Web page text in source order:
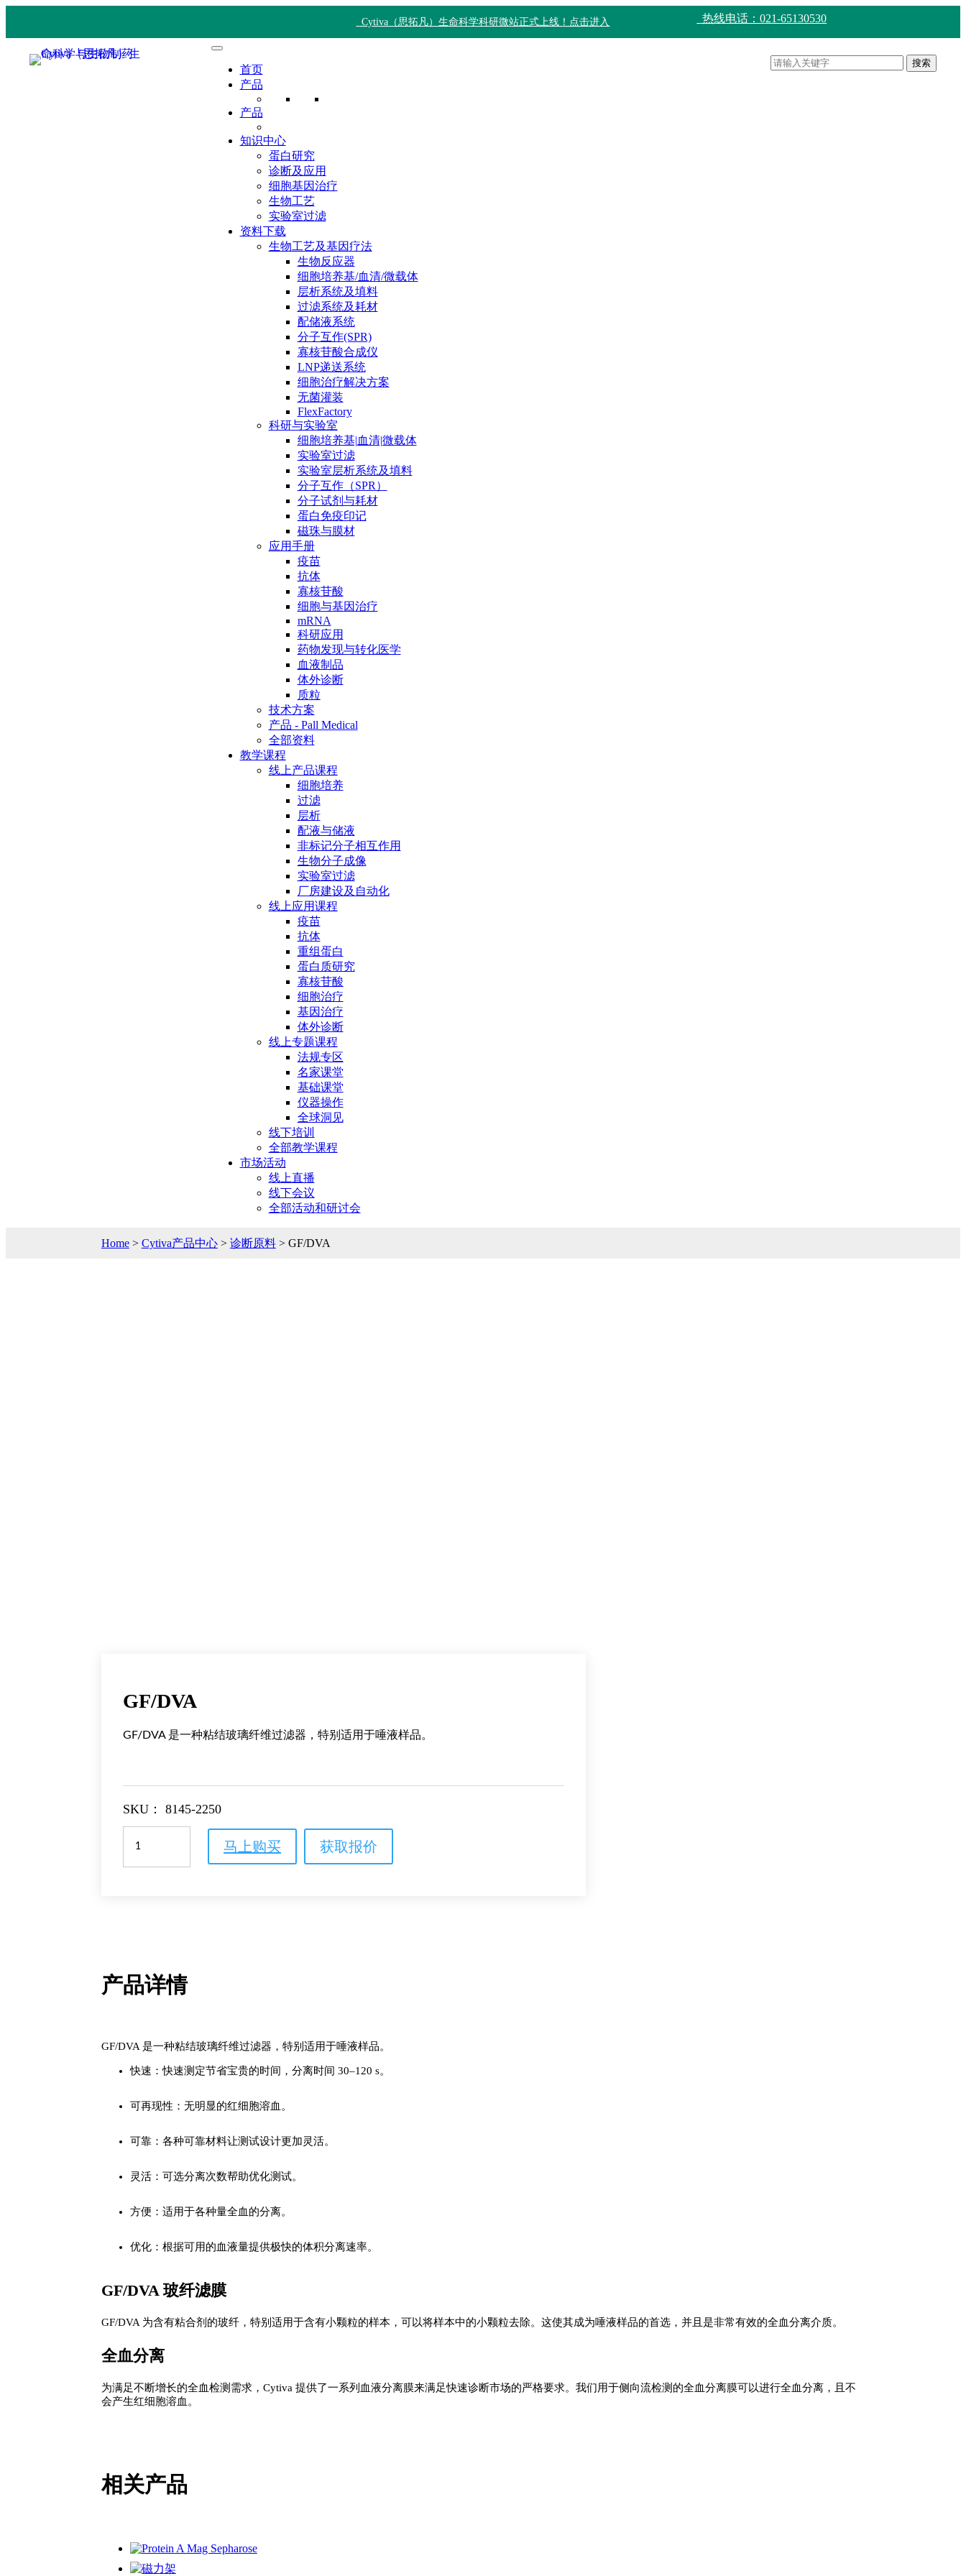
Cytiva（思拓凡）生命科学科研微站正式上线！点击进入 热线电话：021-65130530
首页
产品
产品
知识中心
蛋白研究
诊断及应用
细胞基因治疗
生物工艺
实验室过滤
资料下载
生物工艺及基因疗法
生物反应器
细胞培养基/血清/微载体
层析系统及填料
过滤系统及耗材
配储液系统
分子互作(SPR)
寡核苷酸合成仪
LNP递送系统
细胞治疗解决方案
无菌灌装
FlexFactory
科研与实验室
细胞培养基|血清|微载体
实验室过滤
实验室层析系统及填料
分子互作（SPR）
分子试剂与耗材
蛋白免疫印记
磁珠与膜材
应用手册
疫苗
抗体
寡核苷酸
细胞与基因治疗
mRNA
科研应用
药物发现与转化医学
血液制品
体外诊断
质粒
技术方案
产品 - Pall Medical
全部资料
教学课程
线上产品课程
细胞培养
过滤
层析
配液与储液
非标记分子相互作用
生物分子成像
实验室过滤
厂房建设及自动化
线上应用课程
疫苗
抗体
重组蛋白
蛋白质研究
寡核苷酸
细胞治疗
基因治疗
体外诊断
线上专题课程
法规专区
名家课堂
基础课堂
仪器操作
全球洞见
线下培训
全部教学课程
市场活动
线上直播
线下会议
全部活动和研讨会
Home> Cytiva产品中心> 诊断原料> GF/DVA
GF/DVA
GF/DVA 是一种粘结玻璃纤维过滤器，特别适用于唾液样品。
SKU： 8145-2250
量
马上购买 获取报价
产品详情
GF/DVA 是一种粘结玻璃纤维过滤器，特别适用于唾液样品。
快速：快速测定节省宝贵的时间，分离时间 30–120 s。
可再现性：无明显的红细胞溶血。
可靠：各种可靠材料让测试设计更加灵活。
灵活：可选分离次数帮助优化测试。
方便：适用于各种量全血的分离。
优化：根据可用的血液量提供极快的体积分离速率。
GF/DVA 玻纤滤膜
GF/DVA 为含有粘合剂的玻纤，特别适用于含有小颗粒的样本，可以将样本中的小颗粒去除。这使其成为唾液样品的首选，并且是非常有效的全血分离介质。
全血分离
为满足不断增长的全血检测需求，Cytiva 提供了一系列血液分离膜来满足快速诊断市场的严格要求。我们用于侧向流检测的全血分离膜可以进行全血分离，且不
会产生红细胞溶血。
相关产品